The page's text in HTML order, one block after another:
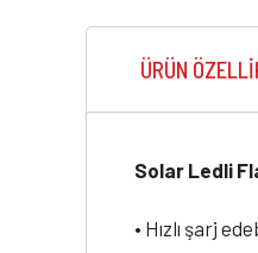
ÜRÜN
Solar Ledli
• Hızlı şarj